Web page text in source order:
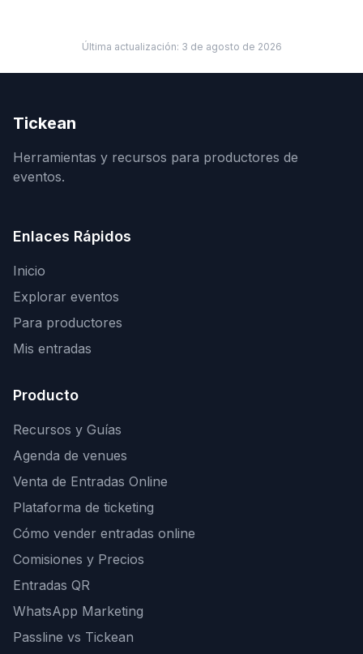
Última actualización: 3 de agosto de 2026
Tickean
Herramientas y recursos para productores de
eventos.
Enlaces Rápidos
Inicio
Explorar eventos
Para productores
Mis entradas
Producto
Recursos y Guías
Agenda de venues
Venta de Entradas Online
Plataforma de ticketing
Cómo vender entradas online
Comisiones y Precios
Entradas QR
WhatsApp Marketing
Passline vs Tickean